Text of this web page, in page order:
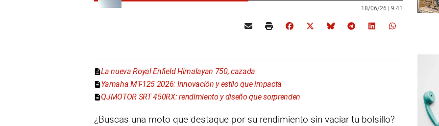
18/06/26 | 9:41
La nueva Royal Enfield Himalayan 750, cazada
Yamaha MT-125 2026: Innovación y estilo que impacta
QJMOTOR SRT 450RX: rendimiento y diseño que sorprenden
¿Buscas una moto que destaque por su rendimiento sin vaciar tu bolsillo?